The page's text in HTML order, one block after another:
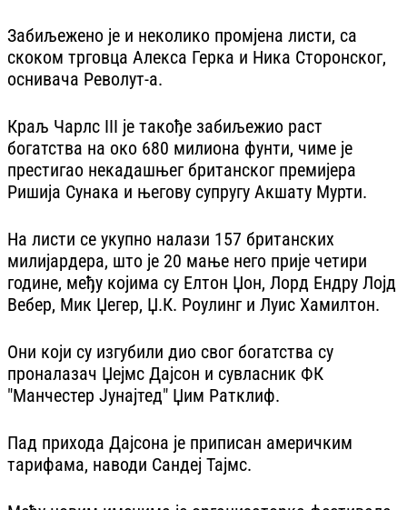
Забиљежено је и неколико промјена листи, са
скоком трговца Алекса Герка и Ника Сторонског,
оснивача Револут-а.
Краљ Чарлс III је такође забиљежио раст
богатства на око 680 милиона фунти, чиме је
престигао некадашњег британског премијера
Ришија Сунака и његову супругу Акшату Мурти.
На листи се укупно налази 157 британских
милијардера, што је 20 мање него прије четири
године, међу којима су Елтон Џон, Лорд Ендру Лојд
Вебер, Мик Џегер, Џ.К. Роулинг и Луис Хамилтон.
Они који су изгубили дио свог богатства су
проналазач Џејмс Дајсон и сувласник ФК
"Манчестер Јунајтед" Џим Ратклиф.
Пад прихода Дајсона је приписан америчким
тарифама, наводи Сандеј Тајмс.